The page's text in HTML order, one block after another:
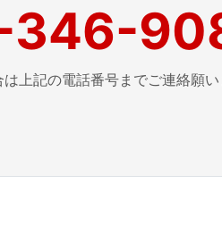
346-
上記の電話番号までご連絡願い